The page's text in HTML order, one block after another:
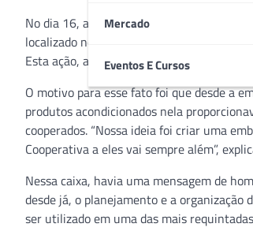
Mercado
Eventos E Cursos
No dia 16, a Unimed Sorocaba ofereceu
localizado no Hospital Dr. Miguel Soeiro
Esta ação, aliás, registrou o recorde de
O motivo para esse fato foi que desde a
produtos acondicionados nela
cooperados. “Nossa ideia foi criar uma
Cooperativa a eles vai sempre além”,
Nessa caixa, havia uma mensagem de
desde já, o planejamento e a
ser utilizado em uma das mais